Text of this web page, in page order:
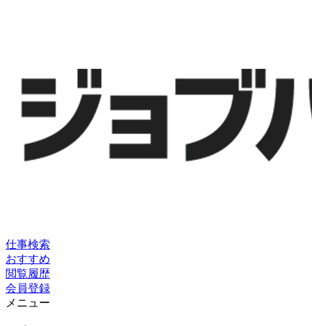
仕事検索
おすすめ
閲覧履歴
会員登録
メニュー